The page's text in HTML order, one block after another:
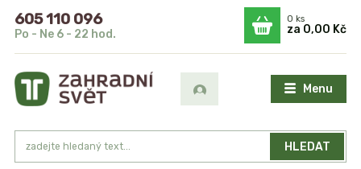
Menu
HLEDAT
605 110 096
Po - Ne 6 - 22 hod.
0ks
za 0,00 Kč